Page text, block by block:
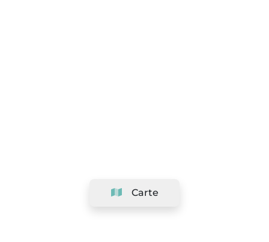
Carte